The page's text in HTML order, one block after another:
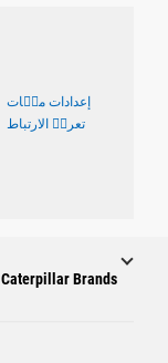
إعدادات ملٝات
تعريٝ الارتباط
Caterpillar Brands